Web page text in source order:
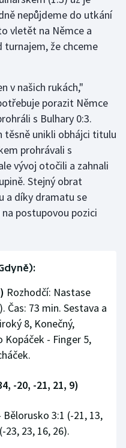
nepůjdeme do utkání
vletět na Němce a
že chceme
v našich rukách,"
porazit Němce
s Bulhary 0:3.
těsně unikli obhájci titulu
prohrávali s
vývoj otočili a zahnali
Stejný obrat
a díky dramatu se
postupovou pozici
Rozhodčí: Nastase
Čas: 73 min. Sestava a
8, Konečný,
Kopáček - Finger 5,
-20, -21, 21, 9)
Bělorusko 3:1 (-21, 13,
23, 23, 16, 26).